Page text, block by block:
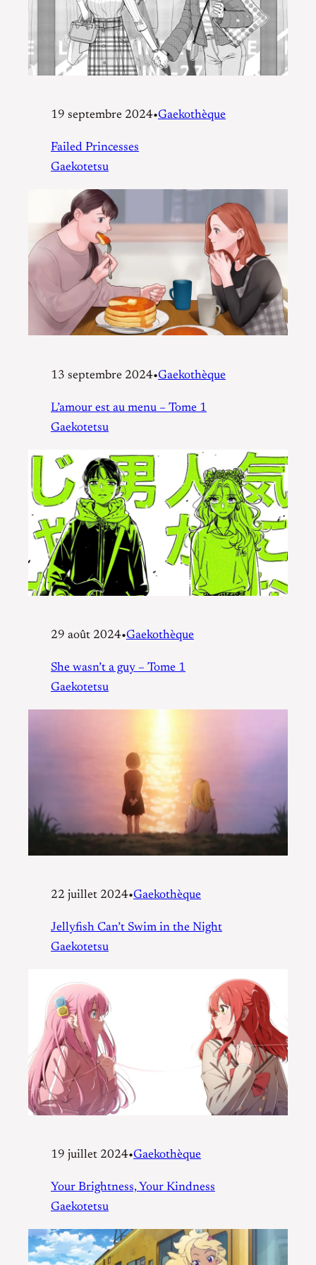
19 septembre 2024•Gaekothèque
Failed Princesses
Gaekotetsu
13 septembre 2024•Gaekothèque
L’amour est au menu – Tome 1
Gaekotetsu
29 août 2024•Gaekothèque
She wasn’t a guy – Tome 1
Gaekotetsu
22 juillet 2024•Gaekothèque
Jellyfish Can’t Swim in the Night
Gaekotetsu
19 juillet 2024•Gaekothèque
Your Brightness, Your Kindness
Gaekotetsu